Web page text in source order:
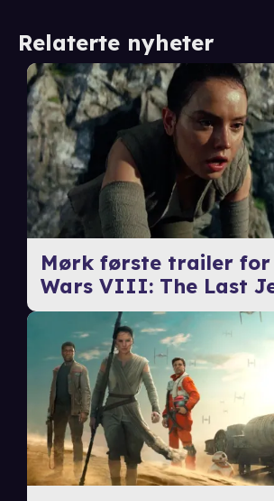
Relaterte nyheter
Mørk første trailer
Wars VIII: The Last